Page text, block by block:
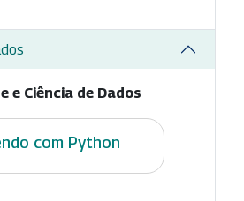
e Ciência de Dados
com Python